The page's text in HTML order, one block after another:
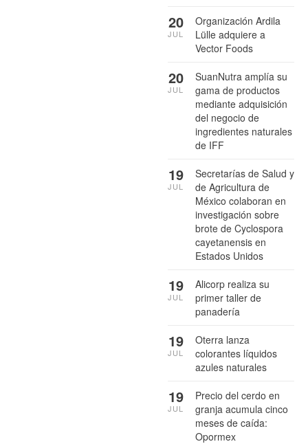
Organización Ardila
Lülle adquiere a
Vector Foods
20
JUL
SuanNutra amplía su
gama de productos
mediante adquisición
del negocio de
ingredientes naturales
de IFF
20
JUL
Secretarías de Salud y
de Agricultura de
México colaboran en
investigación sobre
brote de Cyclospora
cayetanensis en
Estados Unidos
19
JUL
Alicorp realiza su
primer taller de
panadería
19
JUL
Oterra lanza
colorantes líquidos
azules naturales
19
JUL
Precio del cerdo en
granja acumula cinco
meses de caída:
Opormex
19
JUL